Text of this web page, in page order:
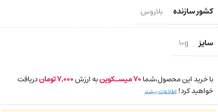
کشور سازنده بلاروس
سایز 10g
با خرید این محصول،شما70میسـکوینبه ارزش7,000توماندریافت
خواهید کرد! اطلاعات بیشتر